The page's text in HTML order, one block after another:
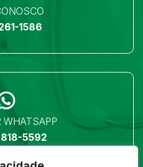
1586
WHATSAPP
5592